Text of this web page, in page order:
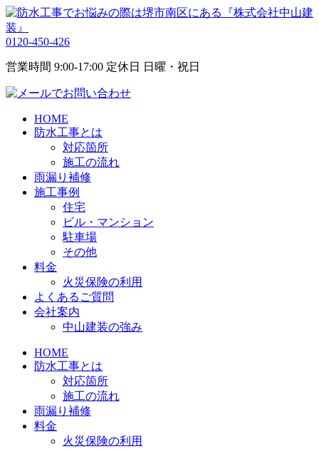
0120-450-426
営業時間 9:00-17:00 定休日 日曜・祝日
HOME
防水工事とは
対応箇所
施工の流れ
雨漏り補修
施工事例
住宅
ビル・マンション
駐車場
その他
料金
火災保険の利用
よくあるご質問
会社案内
中山建装の強み
HOME
防水工事とは
対応箇所
施工の流れ
雨漏り補修
料金
火災保険の利用